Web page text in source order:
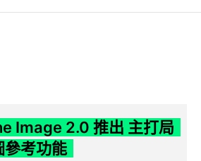
Image 2.0 推出 主打局
參考功能